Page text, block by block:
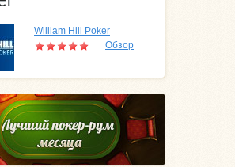
William Hill Poker
Обзор